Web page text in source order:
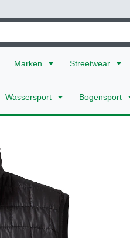
Marken Streetwear
Wassersport Bogensport